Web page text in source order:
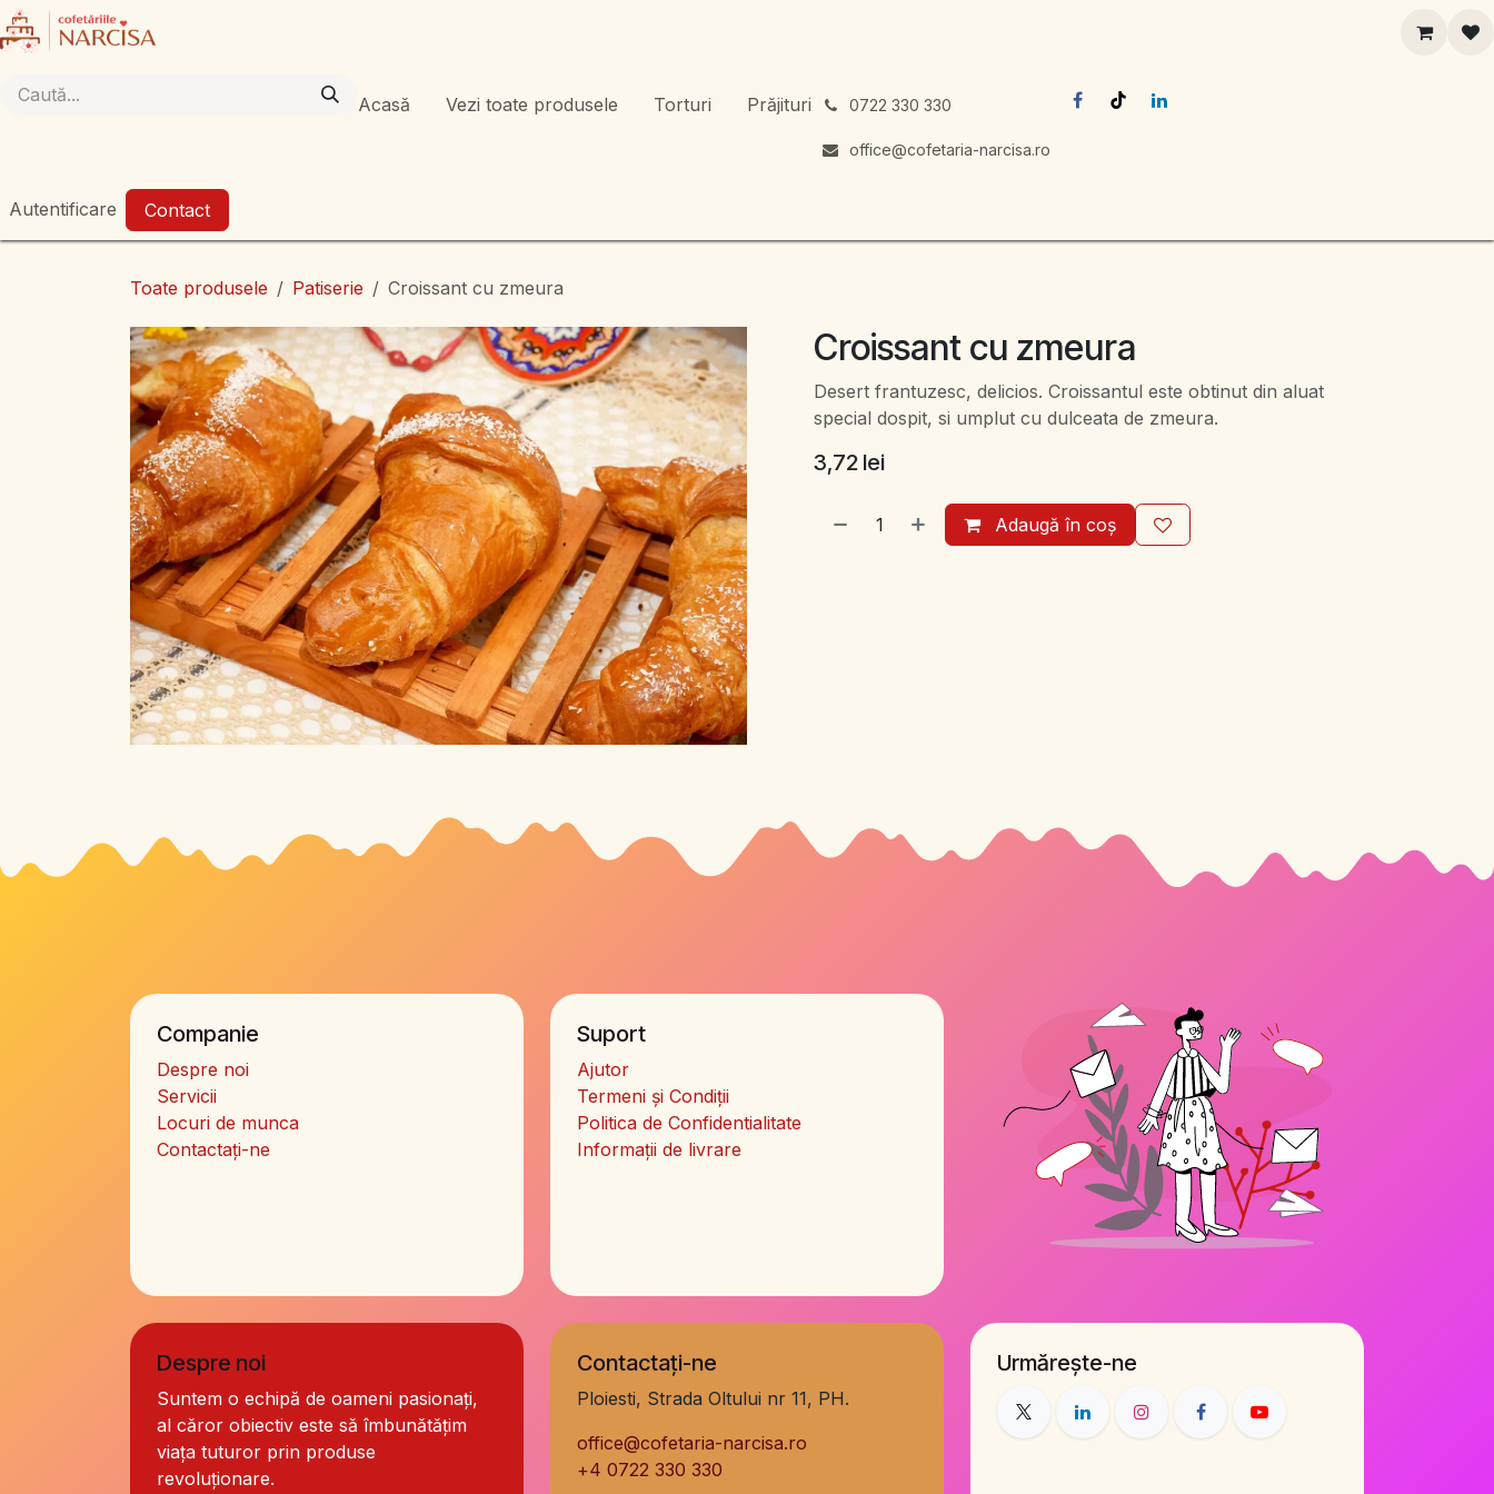
Sari la conținut
Acasă Vezi toate produsele Torturi Prăjituri 0722 330 330
office@cofetaria-narcisa.ro
Autentificare Contact
Toate produsele Patiserie Croissant cu zmeura
Croissant cu zmeura
Desert frantuzesc, delicios. Croissantul este obtinut din aluat
special dospit, si umplut cu dulceata de zmeura.
3,72 lei
Adaugă în coș
Companie
Despre noi
Servicii
Locuri de munca
Contactați-ne
Suport
Ajutor
Termeni și Condiții
Politica de Confidentialitate
Informații de livrare
Despre noi
Suntem o echipă de oameni pasionați,
al căror obiectiv este să îmbunătățim
viața tuturor prin produse
revoluționare.
Contactați-ne
Ploiesti, Strada Oltului nr 11, PH.
office@cofetaria-narcisa.ro
+4 0722 330 330
Urmărește-ne